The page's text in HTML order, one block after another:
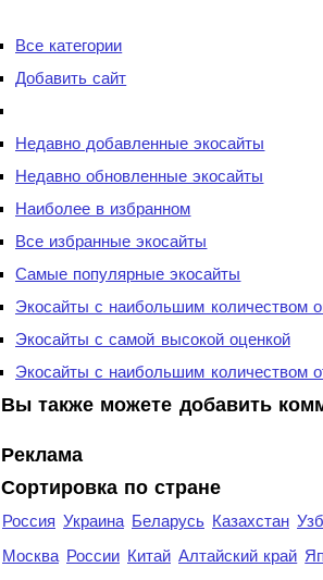
Все категории
Добавить сайт
Недавно добавленные экосайты
Недавно обновленные экосайты
Наиболее в избранном
Все избранные экосайты
Самые популярные экосайты
Экосайты с наибольшим количеством
Экосайты с самой высокой оценкой
Экосайты с наибольшим количеством
Вы также можете добавить
Реклама
Сортировка по стране
Россия Украина Беларусь Казахстан
Москва России Китай Алтайский край